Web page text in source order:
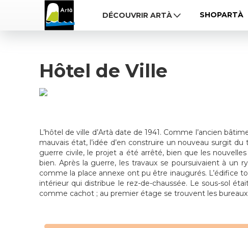
DÉCOUVRIR ARTÀ SHOPARTÀ
Hôtel de Ville
L’hôtel de ville d’Artà date de 1941. Comme l’ancien
mauvais état, l’idée d’en construire un nouveau surgit du
guerre civile, le projet a été arrêté, bien que les
bien. Après la guerre, les travaux se poursuivaient à
comme la place annexe ont pu être inaugurés. L’édifice
intérieur qui distribue le rez-de-chaussée. Le sous-sol
comme cachot ; au premier étage se trouvent les bureaux